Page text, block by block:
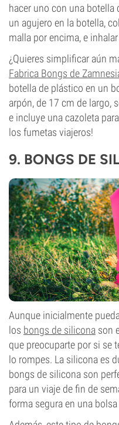
hacer uno con una botella
un agujero en la botella,
malla por encima, e
¿Quieres simplificar aún
Fabrica Bongs de
botella de plástico en un
arpón, de 17 cm de largo,
e incluye una cazoleta
los fumetas viajeros!
9. BONGS DE
Aunque inicialmente
los bongs de silicona son
que preocuparte por si se
lo rompes. La silicona es
bongs de silicona son
para un viaje de fin de
forma segura en una